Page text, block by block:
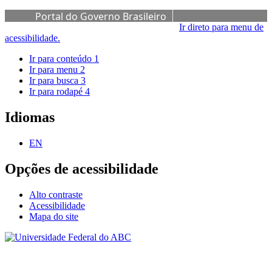
Portal do Governo Brasileiro
Ir direto para menu de
acessibilidade.
Ir para conteúdo 1
Ir para menu 2
Ir para busca 3
Ir para rodapé 4
Idiomas
EN
Opções de acessibilidade
Alto contraste
Acessibilidade
Mapa do site